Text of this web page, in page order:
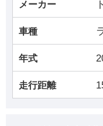
メーカー
車種
年式
走行距離